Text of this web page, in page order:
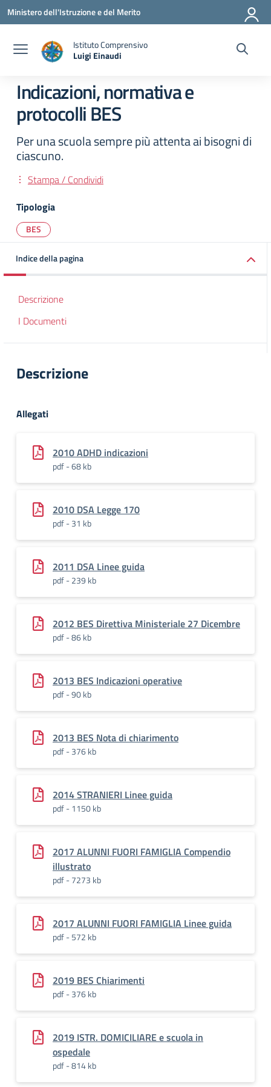
Vai ai contenuti
Vai al menu di navigazione
Vai al footer
Ministero dell'Istruzione e del Merito
Istituto Comprensivo
Luigi Einaudi
— Visita la pagina iniziale della scuola
Indicazioni, normativa e
protocolli BES
Per una scuola sempre più attenta ai bisogni di
ciascuno.
Stampa / Condividi
Tipologia
BES
Indice della pagina
Descrizione
I Documenti
Descrizione
Allegati
2010 ADHD indicazioni
pdf - 68 kb
2010 DSA Legge 170
pdf - 31 kb
2011 DSA Linee guida
pdf - 239 kb
2012 BES Direttiva Ministeriale 27 Dicembre
pdf - 86 kb
2013 BES Indicazioni operative
pdf - 90 kb
2013 BES Nota di chiarimento
pdf - 376 kb
2014 STRANIERI Linee guida
pdf - 1150 kb
2017 ALUNNI FUORI FAMIGLIA Compendio
illustrato
pdf - 7273 kb
2017 ALUNNI FUORI FAMIGLIA Linee guida
pdf - 572 kb
2019 BES Chiarimenti
pdf - 376 kb
2019 ISTR. DOMICILIARE e scuola in
ospedale
pdf - 814 kb